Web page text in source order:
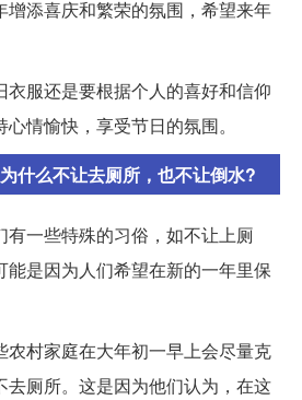
增添喜庆和繁荣的氛围，希望来年
衣服还是要根据个人的喜好和信仰
情愉快，享受节日的氛围。
什么不让去厕所，也不让倒水?
一些特殊的习俗，如不让上厕
能是因为人们希望在新的一年里保
农村家庭在大年初一早上会尽量克
去厕所。这是因为他们认为，在这